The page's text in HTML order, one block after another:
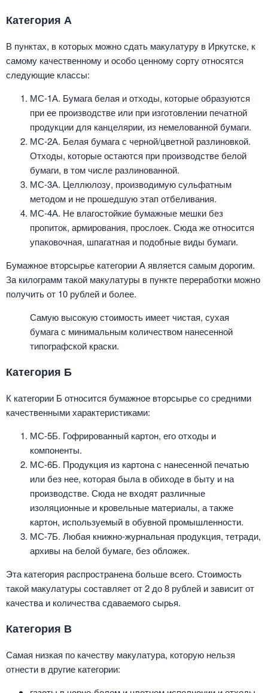
Категория А
В пунктах, в которых можно сдать макулатуру в Иркутске, к
самому качественному и особо ценному сорту относятся
следующие классы:
МС-1А. Бумага белая и отходы, которые образуются
при ее производстве или при изготовлении печатной
продукции для канцелярии, из немелованной бумаги.
МС-2А. Белая бумага с черной/цветной разлиновкой.
Отходы, которые остаются при производстве белой
бумаги, в том числе разлинованной.
МС-3А. Целлюлозу, производимую сульфатным
методом и не прошедшую этап отбеливания.
МС-4А. Не влагостойкие бумажные мешки без
пропиток, армирования, прослоек. Сюда же относится
упаковочная, шпагатная и подобные виды бумаги.
Бумажное вторсырье категории А является самым дорогим.
За килограмм такой макулатуры в пункте переработки можно
получить от 10 рублей и более.
Самую высокую стоимость имеет чистая, сухая
бумага с минимальным количеством нанесенной
типографской краски.
Категория Б
К категории Б относится бумажное вторсырье со средними
качественными характеристиками:
МС-5Б. Гофрированный картон, его отходы и
компоненты.
МС-6Б. Продукция из картона с нанесенной печатью
или без нее, которая была в обиходе в быту и на
производстве. Сюда не входят различные
изоляционные и кровельные материалы, а также
картон, используемый в обувной промышленности.
МС-7Б. Любая книжно-журнальная продукция, тетради,
архивы на белой бумаге, без обложек.
Эта категория распространена больше всего. Стоимость
такой макулатуры составляет от 2 до 8 рублей и зависит от
качества и количества сдаваемого сырья.
Категория В
Самая низкая по качеству макулатура, которую нельзя
отнести в другие категории: